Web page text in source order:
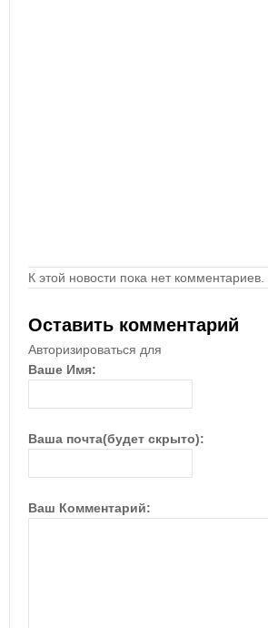
К этой новости пока нет комментариев.
Оставить комментарий
Авторизироваться для
Ваше Имя:
Ваша почта(будет скрыто):
Ваш Комментарий: